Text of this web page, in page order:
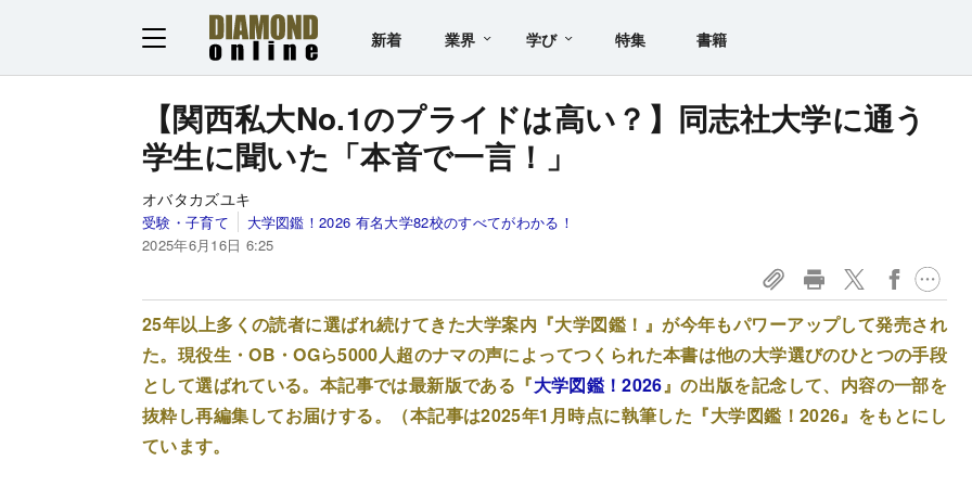
新着 業界 学び 特集 書籍
【関西私大No.1のプライドは高い？】同志社大学に通う
学生に聞いた「本音で一言！」
オバタカズユキ
受験・子育て
大学図鑑！2026 有名大学82校のすべてがわかる！
2025年6月16日 6:25
25年以上多くの読者に選ばれ続けてきた大学案内『大学図鑑！』が今年もパワーアップして発売され
た。現役生・OB・OGら5000人超のナマの声によってつくられた本書は他の大学選びのひとつの手段
として選ばれている。本記事では最新版である『大学図鑑！2026 』の出版を記念して、内容の一部を
抜粋し再編集してお届けする。（本記事は2025年1月時点に執筆した『大学図鑑！2026』をもとにし
ています。